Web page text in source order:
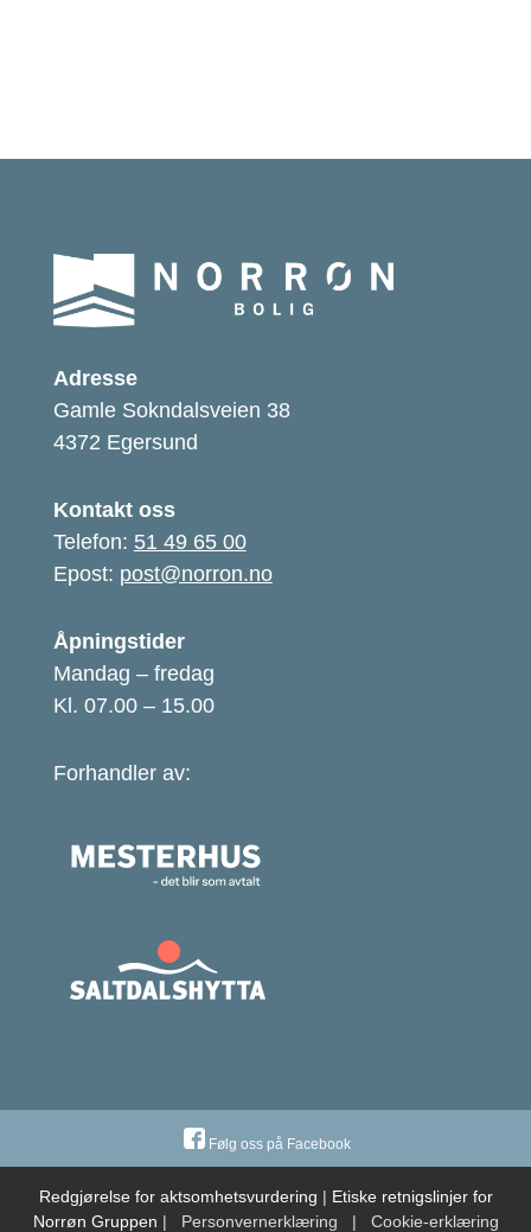
Adresse
Gamle Sokndalsveien 38
4372 Egersund
Kontakt oss
Telefon: 51 49 65 00
Epost: post@norron.no
Åpningstider
Mandag – fredag
Kl. 07.00 – 15.00
Forhandler av:
Følg oss på Facebook
Redgjørelse for aktsomhetsvurdering | Etiske retnigslinjer for
Norrøn Gruppen | Personvernerklæring | Cookie-erklæring